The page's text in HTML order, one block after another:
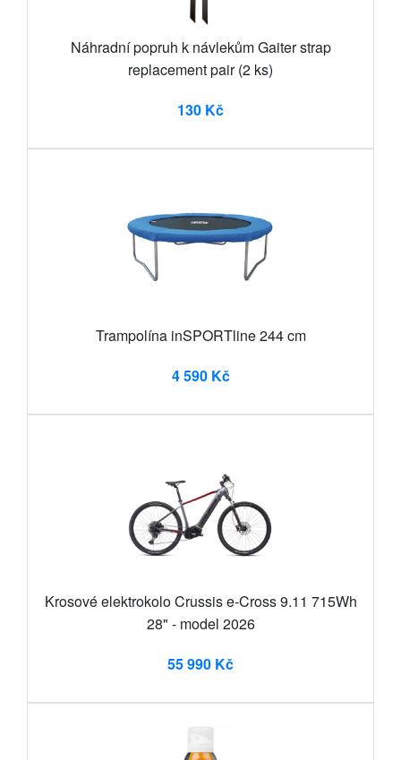
Náhradní popruh k návlekům Gaiter strap
replacement pair (2 ks)
130 Kč
Trampolína inSPORTline 244 cm
4 590 Kč
Krosové elektrokolo Crussis e-Cross 9.11 715Wh
28" - model 2026
55 990 Kč